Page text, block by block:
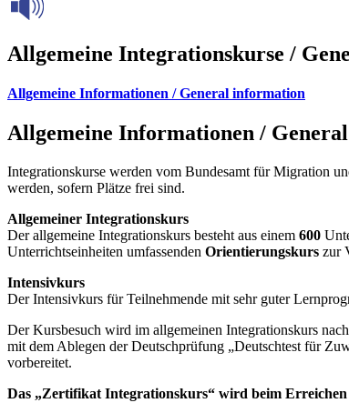
Allgemeine Integrationskurse /
Allgemeine Informationen / General information
Allgemeine Informationen /
Integrationskurse werden vom Bundesamt für Migration
werden, sofern Plätze frei sind.
Allgemeiner Integrationskurs
Der allgemeine Integrationskurs besteht aus einem 600
Unterrichtseinheiten umfassenden Orientierungskurs zur
Intensivkurs
Der Intensivkurs für Teilnehmende mit sehr guter
Der Kursbesuch wird im allgemeinen Integrationskurs
mit dem Ablegen der Deutschprüfung „Deutschtest für
vorbereitet.
Das „Zertifikat Integrationskurs“ wird beim